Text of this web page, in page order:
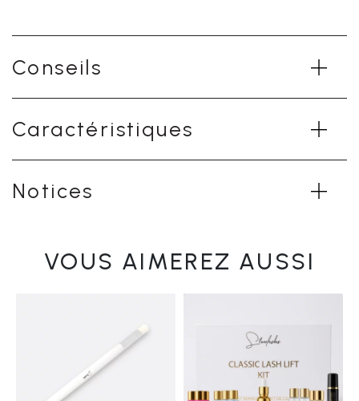
Conseils
Caractéristiques
Notices
VOUS AIMEREZ AUSSI